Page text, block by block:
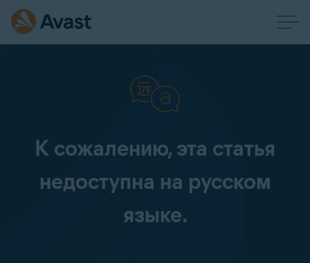
К сожалению, эта статья
недоступна на русском
языке.